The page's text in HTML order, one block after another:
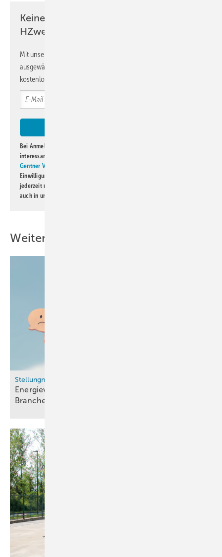
Keine Zeit? Kein Problem mit dem
HZwei-Newsletter!
Mit unserem Newsletter erhalten Sie regelmäßig von uns
ausgewählte Informationen und Neuigkeiten, gebündelt und
kostenlos direkt ins Postfach.
Bei Anmeldung zu diesem Newsletter bin ich damit einverstanden, über
interessante Verlags- und Online-Angebote
Gentner Verlag GmbH & Co. KG
Einwilligung kann ich jederzeit widerrufen und eine Abmeldung ist
jederzeit möglich. Informationen zum Umgang mit Daten finden Sie
auch in unserer
Weitere Inhalte
Stellungnahmen
Energiewende-Monitoring: Das sagen die
Branchenverbände